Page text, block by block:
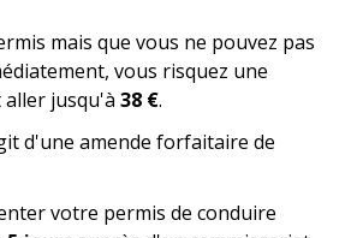
mais que vous ne pouvez pas
vous risquez une
jusqu'à 38 €.
d'une amende forfaitaire de
votre permis de conduire